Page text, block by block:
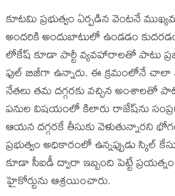
కూట‌మి ప్ర‌భుత్వం ఏర్ప‌డిన వెంట‌నే
అంద‌రికి అందుబాటులో ఉండ‌డం
లోకేష్ కూడా పార్టీ వ్య‌వ‌హారాల‌తో పాటు
ఫుల్ బిజీగా ఉన్నారు. ఈ క్ర‌మంలోనే
నేత‌లు త‌మ ద‌గ్గ‌ర‌కు వచ్చిన అంశాల‌తో
ప‌నుల విష‌యంలో కిలారు రాజేష్‌ను
ఆయ‌న ద‌గ్గ‌ర‌కే తీసుకు వెళుతున్నార‌ని
ప్ర‌భుత్వం అధికారంలో ఉన్న‌ప్పుడు స్కిల్
కూడా సీఐడీ ద్వారా ఇబ్బంది పెట్టే
హైకోర్టును ఆశ్ర‌యించారు.